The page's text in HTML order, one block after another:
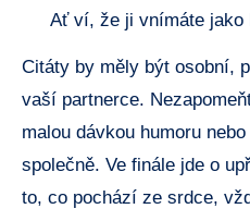
Ať ví, že ji vnímáte jako
Citáty by měly být osobní,
vaší partnerce.
malou dávkou humoru
společně. Ve finále jde o
to, co pochází ze srdce,